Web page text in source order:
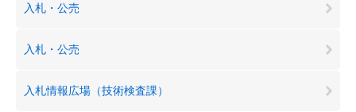
入札・公売
入札・公売
入札情報広場（技術検査課）